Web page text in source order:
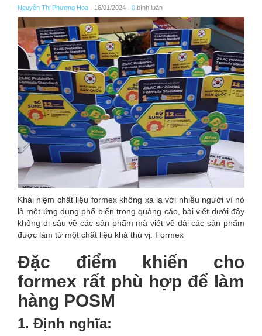
Nguyễn Thị Phương Hoa - 16/01/2024 - 0 bình luận
Khái niệm chất liệu formex không xa lạ với nhiều người vì nó
là một ứng dụng phổ biến trong quảng cáo, bài viết dưới đây
không đi sâu về các sản phẩm mà viết về dải các sản phẩm
được làm từ một chất liệu khá thú vị: Formex
Đặc điểm khiến cho
formex rất phù hợp để làm
hàng POSM
1. Định nghĩa: